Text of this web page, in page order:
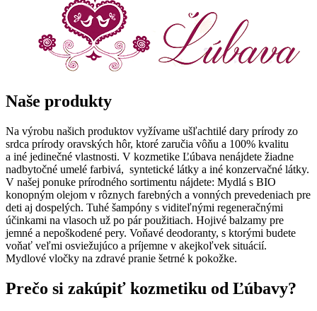
Naše produkty
Na výrobu našich produktov vyžívame ušľachtilé dary prírody zo
srdca prírody oravských hôr, ktoré zaručia vôňu a 100% kvalitu
a iné jedinečné vlastnosti. V kozmetike Ľúbava nenájdete žiadne
nadbytočné umelé farbivá, syntetické látky a iné konzervačné látky.
V našej ponuke prírodného sortimentu nájdete: Mydlá s BIO
konopným olejom v rôznych farebných a vonných prevedeniach pre
deti aj dospelých. Tuhé šampóny s viditeľnými regeneračnými
účinkami na vlasoch už po pár použitiach. Hojivé balzamy pre
jemné a nepoškodené pery. Voňavé deodoranty, s ktorými budete
voňať veľmi osviežujúco a príjemne v akejkoľvek situácií.
Mydlové vločky na zdravé pranie šetrné k pokožke.
Prečo si zakúpiť kozmetiku od Ľúbavy?